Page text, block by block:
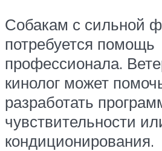
Собакам с сильной
потребуется помощь
профессионала.
кинолог может
разработать
чувствительности
кондиционирования.